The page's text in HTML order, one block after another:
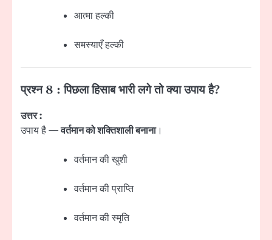
आत्मा हल्की
समस्याएँ हल्की
प्रश्न 8 : पिछला हिसाब भारी लगे तो क्या उपाय है?
उत्तर :
उपाय है —वर्तमान को शक्तिशाली बनाना।
वर्तमान की खुशी
वर्तमान की प्राप्ति
वर्तमान की स्मृति